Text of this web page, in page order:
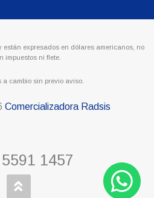
están expresados en dólares americanos, no
impuestos ni flete.
a cambio sin previo aviso.
Comercializadora Radsis
1457